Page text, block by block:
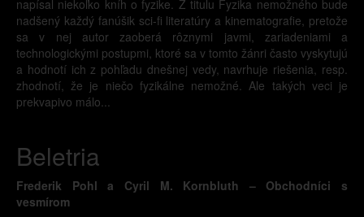
napísal niekoľko kníh o fyzike. Z titulu Fyzika nemožného bude
nadšený každý fanúšik sci-fi literatúry a kinematografie, pretože
sa v nej autor zaoberá rôznymi javmi, zariadeniami a
technologickými postupmi, ktoré sa v tomto žánri často vyskytujú
a hodnotí ich z pohľadu dnešnej vedy, navrhuje riešenia, resp.
zhodnotí, že je niečo fyzikálne nemožné. Ale takých veci je
prekvapivo málo...
Beletria
Frederik Pohl a Cyril M. Kornbluth – Obchodníci s
vesmírom